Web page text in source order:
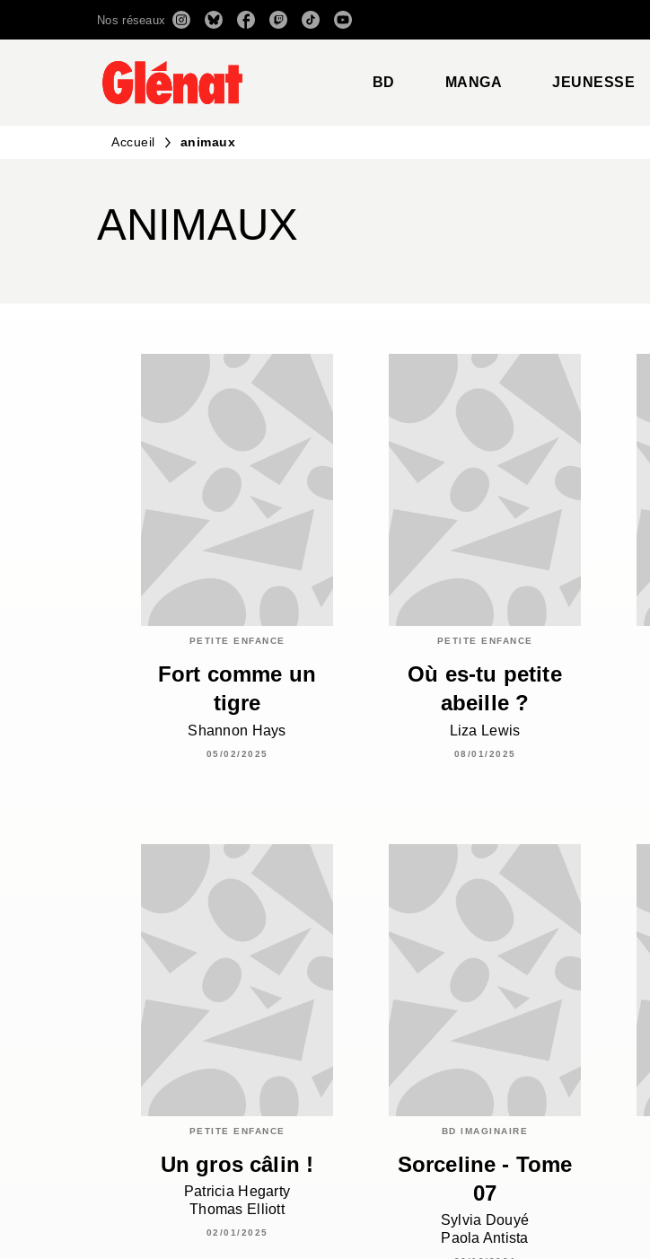
RECHERCHE CONTENU
Nos réseaux
BD MANGA JEUNESSE
Accueil animaux
ANIMAUX
PETITE ENFANCE
Fort comme un
tigre
Shannon Hays
05/02/2025
PETITE ENFANCE
Où es-tu petite
abeille ?
Liza Lewis
08/01/2025
PETITE ENFANCE
Un gros câlin !
Patricia Hegarty
Thomas Elliott
02/01/2025
BD IMAGINAIRE
Sorceline - Tome
07
Sylvia Douyé
Paola Antista